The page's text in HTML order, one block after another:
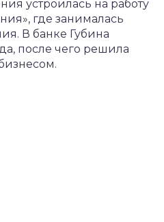
устроилась на работу
где занималась
В банке Губина
после чего решила